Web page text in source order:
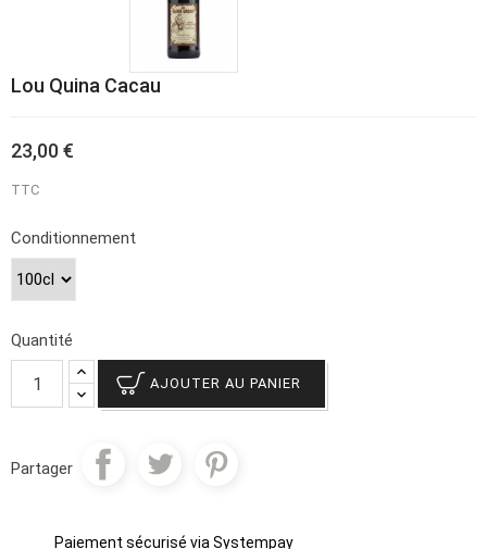
Lou Quina Cacau
23,00 €
TTC
Conditionnement
Quantité
AJOUTER AU PANIER
Partager
Paiement sécurisé via Systempay